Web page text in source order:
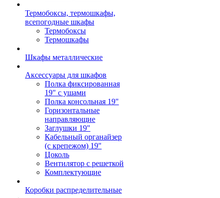
Термобоксы, термошкафы,
всепогодные шкафы
Термобоксы
Термошкафы
Шкафы металлические
Аксессуары для шкафов
Полка фиксированная
19" с ушами
Полка консольная 19"
Горизонтальные
направляющие
Заглушки 19"
Кабельный органайзер
(с крепежом) 19"
Цоколь
Вентилятор с решеткой
Комплектующие
Коробки распределительные